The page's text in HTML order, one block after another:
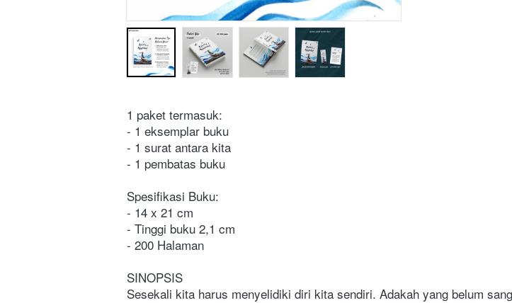
1 paket termasuk:
- 1 eksemplar buku
- 1 surat antara kita
- 1 pembatas buku
Spesifikasi Buku:
- 14 x 21 cm
- Tinggi buku 2,1 cm
- 200 Halaman
SINOPSIS
Sesekali kita harus menyelidiki diri kita sendiri. Adakah yang belum